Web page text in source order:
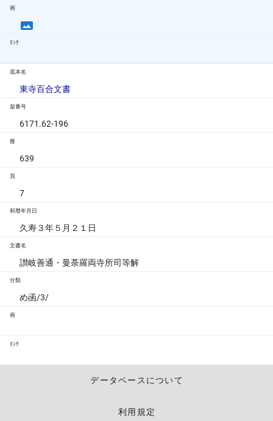
画
ﾘﾝｸ
底本名
東寺百合文書
架番号
6171.62-196
冊
639
頁
7
和暦年月日
久寿３年５月２１日
文書名
讃岐善通・曼荼羅両寺所司等解
分類
め函/3/
画
ﾘﾝｸ
データベースについて
利用規定